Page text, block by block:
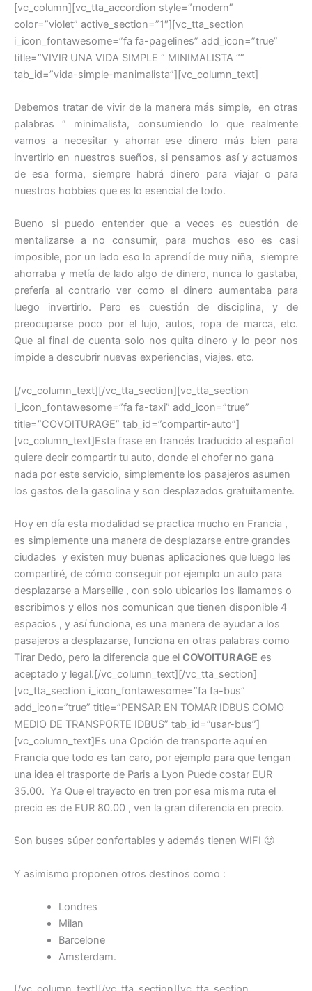
[vc_column][vc_tta_accordion style=”modern”
color=”violet” active_section=”1″][vc_tta_section
i_icon_fontawesome=”fa fa-pagelines” add_icon=”true”
title=”VIVIR UNA VIDA SIMPLE “ MINIMALISTA ””
tab_id=”vida-simple-manimalista”][vc_column_text]
Debemos tratar de vivir de la manera más simple, en otras
palabras “ minimalista, consumiendo lo que realmente
vamos a necesitar y ahorrar ese dinero más bien para
invertirlo en nuestros sueños, si pensamos así y actuamos
de esa forma, siempre habrá dinero para viajar o para
nuestros hobbies que es lo esencial de todo.
Bueno si puedo entender que a veces es cuestión de
mentalizarse a no consumir, para muchos eso es casi
imposible, por un lado eso lo aprendí de muy niña, siempre
ahorraba y metía de lado algo de dinero, nunca lo gastaba,
prefería al contrario ver como el dinero aumentaba para
luego invertirlo. Pero es cuestión de disciplina, y de
preocuparse poco por el lujo, autos, ropa de marca, etc.
Que al final de cuenta solo nos quita dinero y lo peor nos
impide a descubrir nuevas experiencias, viajes. etc.
[/vc_column_text][/vc_tta_section][vc_tta_section
i_icon_fontawesome=”fa fa-taxi” add_icon=”true”
title=”COVOITURAGE” tab_id=”compartir-auto”]
[vc_column_text]Esta frase en francés traducido al español
quiere decir compartir tu auto, donde el chofer no gana
nada por este servicio, simplemente los pasajeros asumen
los gastos de la gasolina y son desplazados gratuitamente.
Hoy en día esta modalidad se practica mucho en Francia ,
es simplemente una manera de desplazarse entre grandes
ciudades y existen muy buenas aplicaciones que luego les
compartiré, de cómo conseguir por ejemplo un auto para
desplazarse a Marseille , con solo ubicarlos los llamamos o
escribimos y ellos nos comunican que tienen disponible 4
espacios , y así funciona, es una manera de ayudar a los
pasajeros a desplazarse, funciona en otras palabras como
Tirar Dedo, pero la diferencia que el COVOITURAGE es
aceptado y legal.[/vc_column_text][/vc_tta_section]
[vc_tta_section i_icon_fontawesome=”fa fa-bus”
add_icon=”true” title=”PENSAR EN TOMAR IDBUS COMO
MEDIO DE TRANSPORTE IDBUS” tab_id=”usar-bus”]
[vc_column_text]Es una Opción de transporte aquí en
Francia que todo es tan caro, por ejemplo para que tengan
una idea el trasporte de Paris a Lyon Puede costar EUR
35.00. Ya Que el trayecto en tren por esa misma ruta el
precio es de EUR 80.00 , ven la gran diferencia en precio.
Son buses súper confortables y además tienen WIFI 🙂
Y asimismo proponen otros destinos como :
Londres
Milan
Barcelone
Amsterdam.